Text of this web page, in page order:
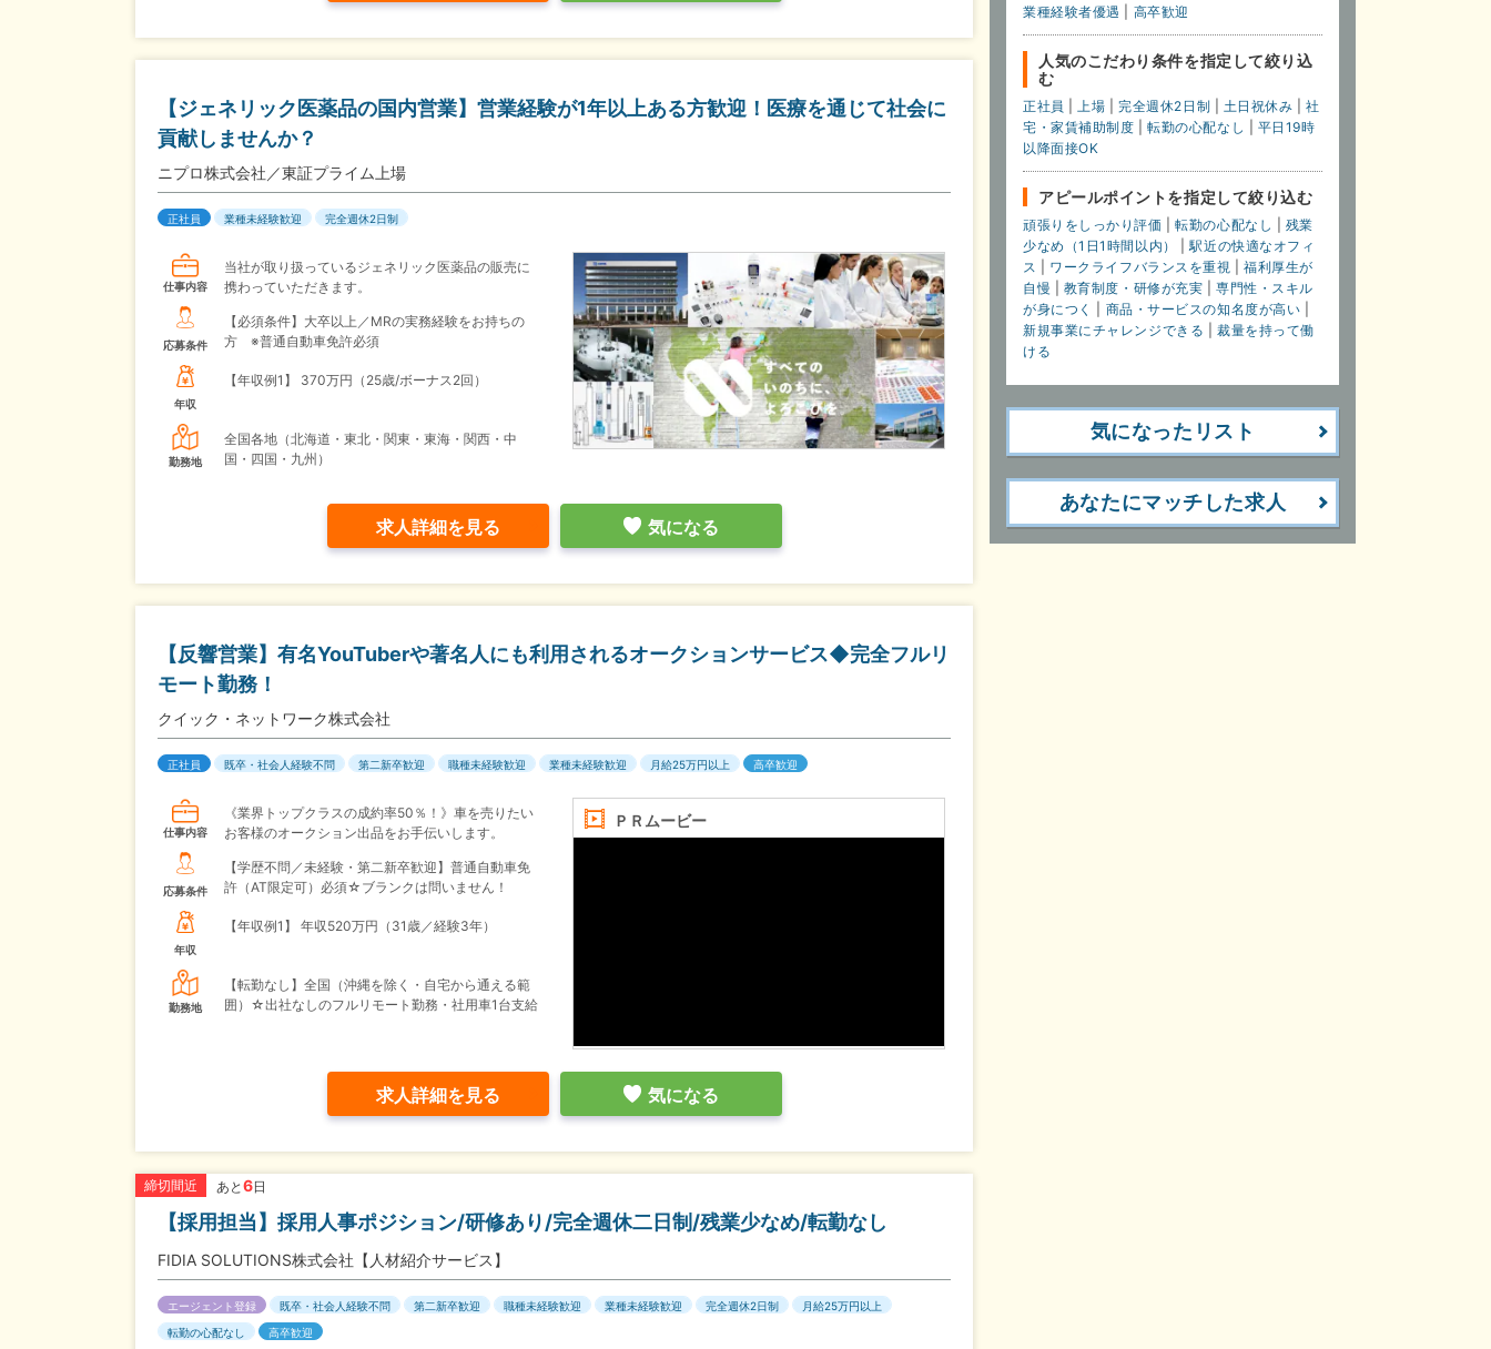
【ジェネリック医薬品の国内営業】営業経験が1年以上ある方歓迎！医療を通じて社会に
貢献しませんか？
ニプロ株式会社／東証プライム上場
正社員 業種未経験歓迎 完全週休2日制
仕事内容
当社が取り扱っているジェネリック医薬品の販売に
携わっていただきます。
応募条件
【必須条件】大卒以上／MRの実務経験をお持ちの
方 ※普通自動車免許必須
年収
【年収例1】 370万円（25歳/ボーナス2回）
勤務地
全国各地（北海道・東北・関東・東海・関西・中
国・四国・九州）
求人詳細を見る 気になる
【反響営業】有名YouTuberや著名人にも利用されるオークションサービス◆完全フルリ
モート勤務！
クイック・ネットワーク株式会社
正社員 既卒・社会人経験不問 第二新卒歓迎 職種未経験歓迎 業種未経験歓迎 月給25万円以上 高卒歓迎
ＰＲムービー
仕事内容
《業界トップクラスの成約率50％！》車を売りたい
お客様のオークション出品をお手伝いします。
応募条件
【学歴不問／未経験・第二新卒歓迎】普通自動車免
許（AT限定可）必須☆ブランクは問いません！
年収
【年収例1】 年収520万円（31歳／経験3年）
勤務地
【転勤なし】全国（沖縄を除く・自宅から通える範
囲）☆出社なしのフルリモート勤務・社用車1台支給
求人詳細を見る 気になる
締切間近 あと 6日
【採用担当】採用人事ポジション/研修あり/完全週休二日制/残業少なめ/転勤なし
FIDIA SOLUTIONS株式会社【人材紹介サービス】
エージェント登録 既卒・社会人経験不問 第二新卒歓迎 職種未経験歓迎 業種未経験歓迎 完全週休2日制
月給25万円以上
転勤の心配なし
高卒歓迎
業種経験者優遇
高卒歓迎
人気のこだわり条件を指定して絞り込
む
正社員 上場 完全週休2日制 土日祝休み
社
宅・家賃補助制度
転勤の心配なし
平日19時
以降面接OK
アピールポイントを指定して絞り込む
頑張りをしっかり評価 転勤の心配なし
残業
少なめ（1日1時間以内）
駅近の快適なオフィ
ス
ワークライフバランスを重視
福利厚生が
自慢
教育制度・研修が充実
専門性・スキル
が身につく
商品・サービスの知名度が高い
新規事業にチャレンジできる
裁量を持って働
ける
気になったリスト
あなたにマッチした求人